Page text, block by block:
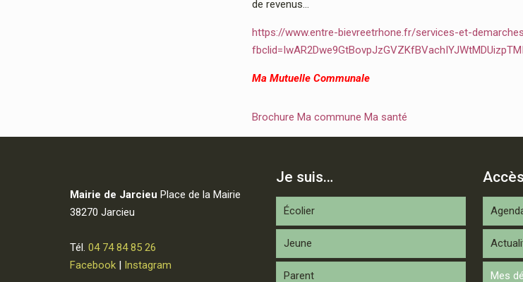
de revenus…
https://www.entre-bievreetrhone.fr/services-et-
Ma Mutuelle Communale
Brochure Ma commune Ma santé
Mairie de Jarcieu Place de la Mairie
38270 Jarcieu
Tél. 04 74 84 85 26
Facebook| Instagram
Je suis…
Écolier
Jeune
Parent Mes